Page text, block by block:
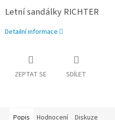
Letní sandálky RICHTER
Detailní informace
ZEPTAT SE SDÍLET
Popis Hodnocení Diskuze